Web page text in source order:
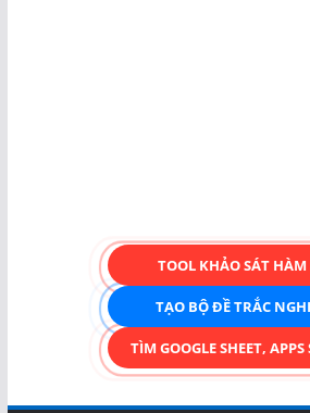
TOOL KHẢO SÁT HÀM
TẠO BỘ ĐỀ TRẮC
TÌM GOOGLE SHEET, APPS